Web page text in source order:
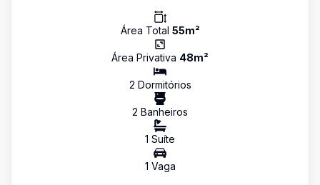
Área Total 55m²
Área Privativa 48m²
2 Dormitórios
2 Banheiros
1 Suíte
1 Vaga